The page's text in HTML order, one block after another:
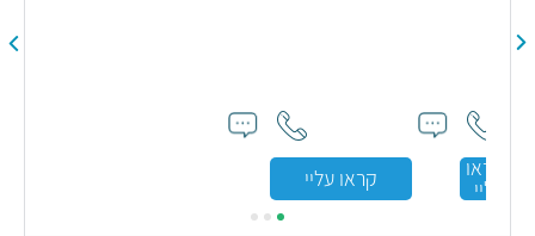
קראו
עליי קראו עליי